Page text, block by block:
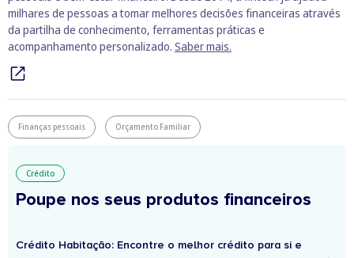
milhares de pessoas a tomar melhores decisões financeiras através
da partilha de conhecimento, ferramentas práticas e
acompanhamento personalizado. Saber mais.
Finanças pessoais Orçamento Familiar
Crédito
Poupe nos seus produtos financeiros
Crédito Habitação: Encontre o melhor crédito para si e